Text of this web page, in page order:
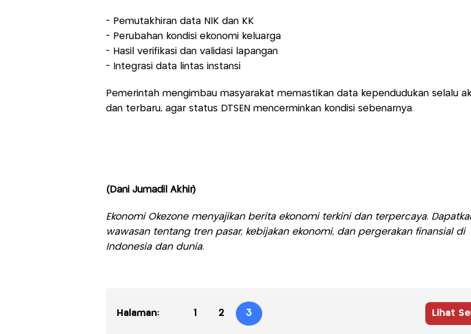
- Pemutakhiran data NIK dan KK
- Perubahan kondisi ekonomi keluarga
- Hasil verifikasi dan validasi lapangan
- Integrasi data lintas instansi
Pemerintah mengimbau masyarakat memastikan data kependudukan selalu
dan terbaru, agar status DTSEN mencerminkan kondisi sebenarnya.
(Dani Jumadil Akhir)
Ekonomi Okezone menyajikan berita ekonomi terkini dan terpercaya.
wawasan tentang tren pasar, kebijakan ekonomi, dan pergerakan finansial di
Indonesia dan dunia.
Halaman: 1 2 3 Lihat